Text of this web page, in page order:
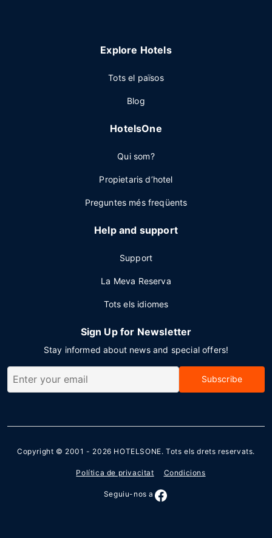
Explore Hotels
Tots el països
Blog
HotelsOne
Qui som?
Propietaris d’hotel
Preguntes més freqüents
Help and support
Support
La Meva Reserva
Tots els idiomes
Sign Up for Newsletter
Stay informed about news and special offers!
Subscribe
Copyright © 2001 - 2026 HOTELSONE. Tots els drets reservats.
Política de privacitat Condicions
Seguiu-nos a